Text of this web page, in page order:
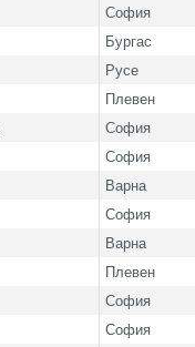
София
Бургас
Русе
Плевен
София
София
Варна
София
Варна
Плевен
София
София